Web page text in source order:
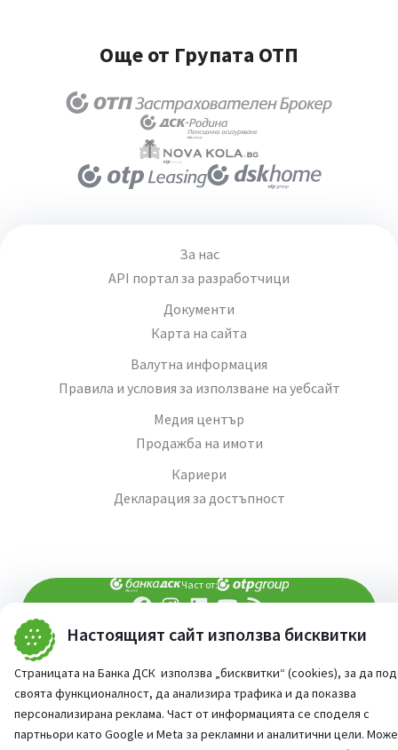
Настоящият сайт използва бисквитки
Страницата на Банка ДСК използва „бисквитки“ (cookies), за да
своята функционалност, да анализира трафика и да показва
персонализирана реклама. Част от информацията се споделя с
партньори като Google и Meta за рекламни и аналитични цели.
Още от Групата ОТП
За нас
API портал за разработчици
Документи
Карта на сайта
Валутна информация
Правила и условия за използване на уебсайт
Медия център
Продажба на имоти
Кариери
Декларация за достъпност
Част от:
При въпроси -попитай AI асистента ни
©2026 Всички права запазени
Сайт от:StudioX